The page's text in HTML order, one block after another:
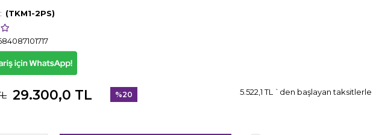
(TKM1-2PS)
29.300,0 TL %20
5.522,1 TL `den başlayan taksitlerle